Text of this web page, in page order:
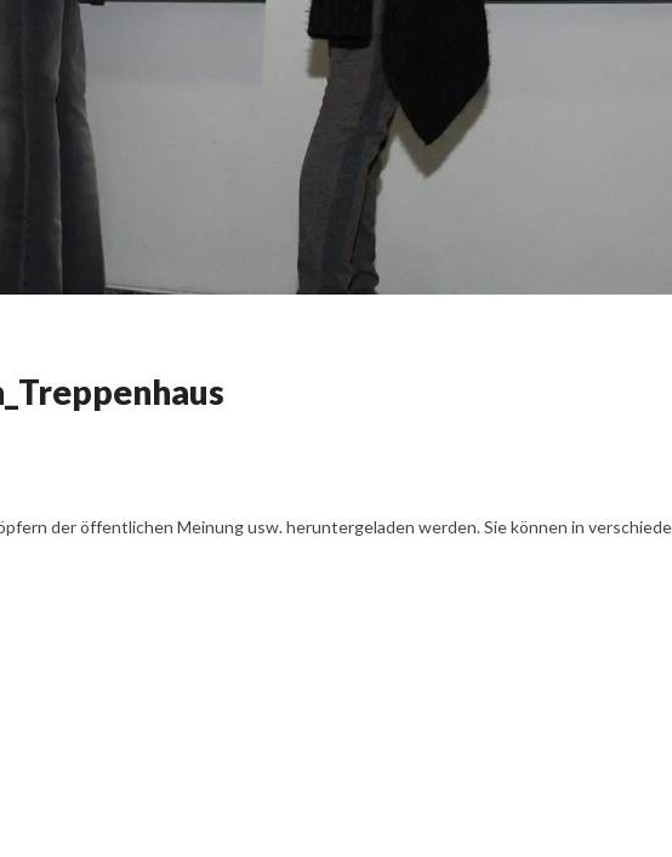
der öffentlichen Meinung usw. heruntergeladen werden. Sie können in